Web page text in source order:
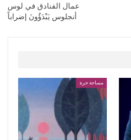
عمال الفنادق في لوس
أنجلوس يَبْدَؤُونَ إضراباً
مساحة حرة